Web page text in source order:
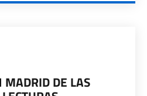
MADRID DE LAS